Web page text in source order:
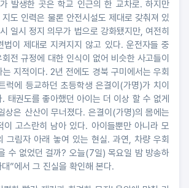
발생한 곳은 학교 인근의 한 교차로. 하지만
도 인력은 물론 안전시설도 제대로 갖춰져 있
일시 정지 의무가 법으로 강화됐지만, 여전히
법이 제대로 지켜지지 않고 있다. 운전자들 중
전 규정에 대한 인식이 없어 비슷한 사고들이
지적이다. 2년 전에도 경북 구미에서는 우회
럭에 등교하던 초등학생 은결이(가명)가 치이
태권도를 좋아했던 아이는 더 이상 할 수 없게
상은 산산이 무너졌다. 은결이(가명)의 몸에는
이 고스란히 남아 있다. 아이들뿐만 아니라 모
그림자 아래 놓여 있는 현실. 과연, 차량 우회
수 없었던 걸까? 오늘(7일) 목요일 밤 방송하
”에서 그 진실을 확인해 본다.